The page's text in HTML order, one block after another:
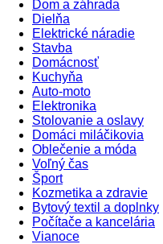
Dom a záhrada
Dielňa
Elektrické náradie
Stavba
Domácnosť
Kuchyňa
Auto-moto
Elektronika
Stolovanie a oslavy
Domáci miláčikovia
Oblečenie a móda
Voľný čas
Šport
Kozmetika a zdravie
Bytový textil a doplnky
Počítače a kancelária
Vianoce